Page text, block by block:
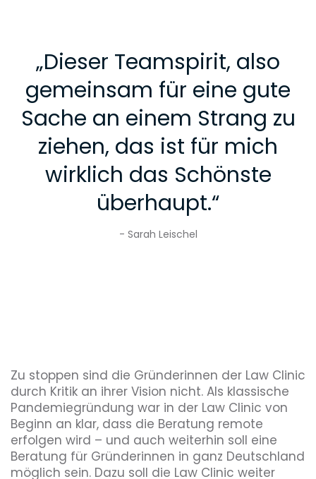
„Dieser Teamspirit, also
gemeinsam für eine gute
Sache an einem Strang zu
ziehen, das ist für mich
wirklich das Schönste
überhaupt.“
- Sarah Leischel
Zu stoppen sind die Gründerinnen der Law Clinic
durch Kritik an ihrer Vision nicht. Als klassische
Pandemiegründung war in der Law Clinic von
Beginn an klar, dass die Beratung remote
erfolgen wird – und auch weiterhin soll eine
Beratung für Gründerinnen in ganz Deutschland
möglich sein. Dazu soll die Law Clinic weiter